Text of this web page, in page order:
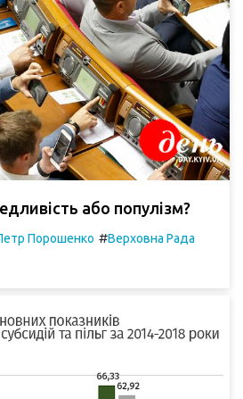
або популізм?
Порошенко #Верховна Рада